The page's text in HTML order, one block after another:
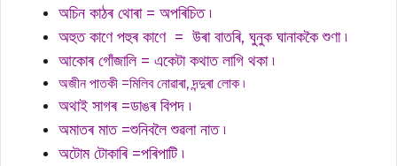
অচিন কাঠৰ থোৰা = অপৰিচিত ৷
অহুত কাণে পহুৰ কাণে = উৰা বাতৰি, ঘুনুক ঘানাককৈ শুণা ৷
আকোৰ গোঁজালি = একেটা কথাত লাগি থকা ৷
অজীন পাতকী =মিলিব নোৱাৰা, দন্দুৰা লোক ৷
অথাই সাগৰ =ডাঙৰ বিপদ ৷
অমাতৰ মাত =শুনিবলৈ শুৱলা নাত ৷
অটোম টোকাৰি =পৰিপাটি ৷